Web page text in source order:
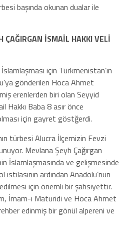
başında okunan dualar ile
ÇAĞIRGAN İSMAİL HAKKI VELİ
için Türkmenistan’ın
gönderilen Hoca Ahmet
erenlerden biri olan Seyyid
Hakkı Baba 8 asır önce
için gayret göstğerdi.
türbesi Alucra İlçemizin Fevzi
Mevlana Şeyh Çağırgan
İslamlaşmasında ve gelişmesinde
ardından Anadolu’nun
için önemli bir şahsiyettir.
İmam-ı Maturidi ve Hoca Ahmet
edinmiş bir gönül alpereni ve